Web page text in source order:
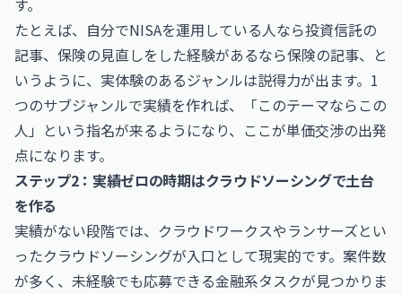
す。
たとえば、自分でNISAを運用している人なら投資信託の
記事、保険の見直しをした経験があるなら保険の記事、と
いうように、実体験のあるジャンルは説得力が出ます。1
つのサブジャンルで実績を作れば、「このテーマならこの
人」という指名が来るようになり、ここが単価交渉の出発
点になります。
ステップ2：実績ゼロの時期はクラウドソーシングで土台
を作る
実績がない段階では、クラウドワークスやランサーズとい
ったクラウドソーシングが入口として現実的です。案件数
が多く、未経験でも応募できる金融系タスクが見つかりま